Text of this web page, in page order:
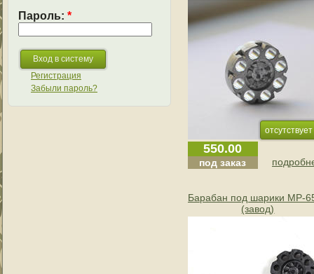
Пароль: *
Регистрация
Забыли пароль?
отсутствует
550.00
под заказ
Барабан под шарики МР-
(завод)